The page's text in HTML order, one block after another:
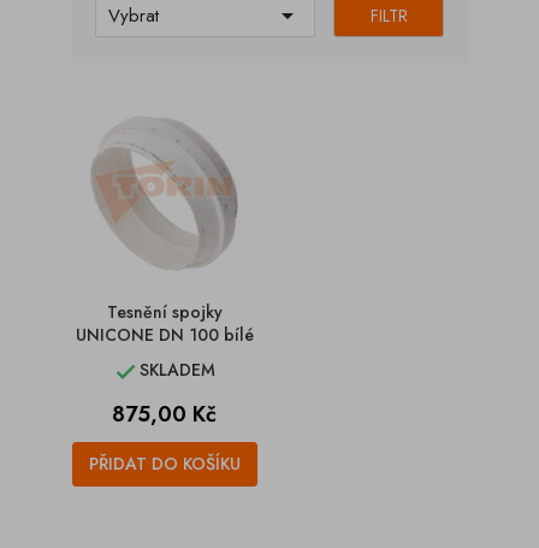
Vybrat  FILTR
Tesnění spojky
UNICONE DN 100 bílé
SKLADEM
Cena
875,00 Kč
PŘIDAT DO KOŠÍKU